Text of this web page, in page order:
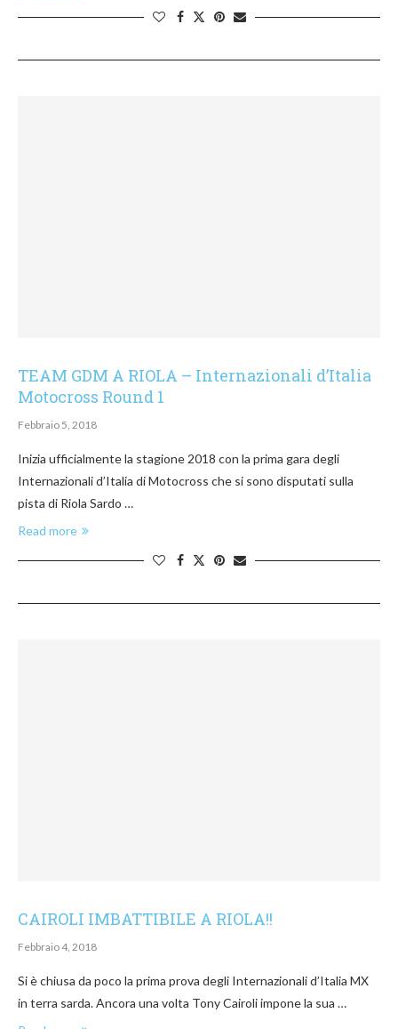
TEAM GDM A RIOLA – Internazionali d’Italia
Motocross Round 1
Febbraio 5, 2018
Inizia ufficialmente la stagione 2018 con la prima gara degli
Internazionali d’Italia di Motocross che si sono disputati sulla
pista di Riola Sardo …
Read more
CAIROLI IMBATTIBILE A RIOLA!!
Febbraio 4, 2018
Si è chiusa da poco la prima prova degli Internazionali d’Italia MX
in terra sarda. Ancora una volta Tony Cairoli impone la sua …